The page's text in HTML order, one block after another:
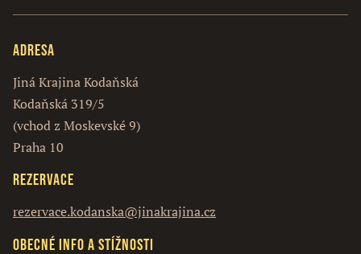
Adresa
Jiná Krajina Kodaňská
Kodaňská 319/5
(vchod z Moskevské 9)
Praha 10
Rezervace
rezervace.kodanska@jinakrajina.cz
Obecné info a stížnosti